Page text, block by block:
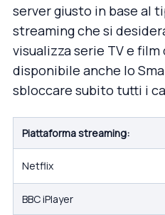
server giusto in base al
streaming che si
visualizza serie TV e
disponibile anche lo
sbloccare subito tutti i
Piattaforma streaming:
Netflix
BBC iPlayer